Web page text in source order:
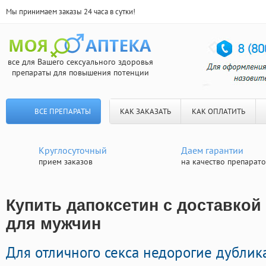
Мы принимаем заказы 24 часа в сутки!
все для Вашего сексуального здоровья
препараты для повышения потенции
ВСЕ ПРЕПАРАТЫ КАК ЗАКАЗАТЬ КАК ОПЛАТИТЬ
Круглосуточный
прием заказов
Даем гарантии
на качество
Купить дапоксетин с
для мужчин
Для отличного секса недорогие